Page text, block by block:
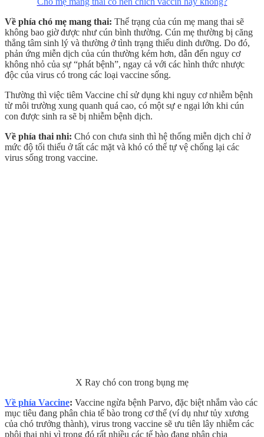
Về phía chó mẹ mang thai: Thể trạng của cún mẹ mang thai sẽ
không bao giờ được như cún bình thường. Cún mẹ thường bị căng
thẳng tâm sinh lý và thường ở tình trạng thiếu dinh dưỡng. Do đó,
phản ứng miễn dịch của cún thường kém hơn, dẫn đến nguy cơ
không nhỏ của sự “phát bệnh”, ngay cả với các hình thức nhược
độc của virus có trong các loại vaccine sống.
Thường thì việc tiêm Vaccine chỉ sử dụng khi nguy cơ nhiễm bệnh
từ môi trường xung quanh quá cao, có một sự e ngại lớn khi cún
con được sinh ra sẽ bị nhiễm bệnh dịch.
Về phía thai nhi: Chó con chưa sinh thì hệ thống miễn dịch chỉ ở
mức độ tối thiểu ở tất các mặt và khó có thể tự vệ chống lại các
virus sống trong vaccine.
X Ray chó con trong bụng mẹ
Về phía Vaccine: Vaccine ngừa bệnh Parvo, đặc biệt nhắm vào các
mục tiêu đang phân chia tế bào trong cơ thể (ví dụ như tủy xương
của chó trưởng thành), virus trong vaccine sẽ ưu tiên lây nhiễm các
phôi thai nhi vì trong đó rất nhiều các tế bào đang phân chia